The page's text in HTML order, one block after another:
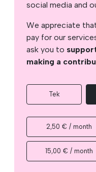
social media and
We appreciate
pay for our
ask you to
making a
Tek
2,50 € / month
15,00 € / month